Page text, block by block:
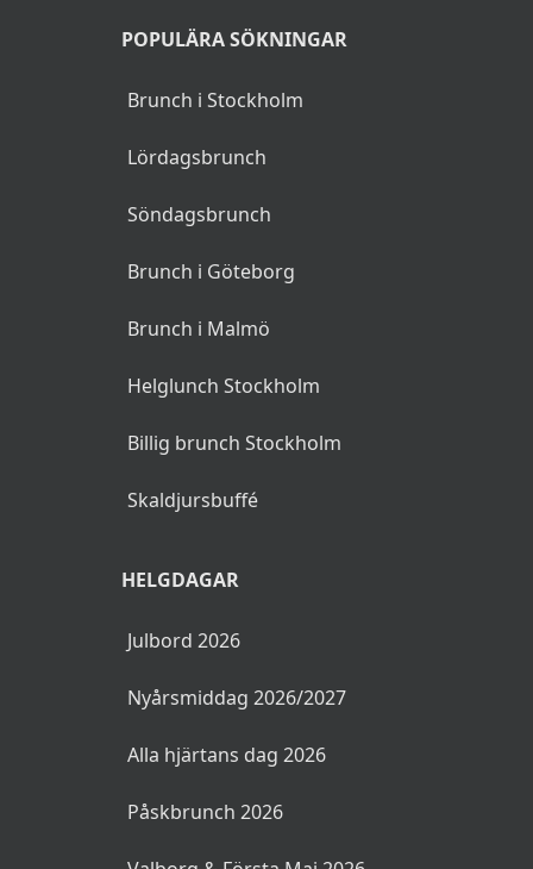
POPULÄRA SÖKNINGAR
Brunch i Stockholm
Lördagsbrunch
Söndagsbrunch
Brunch i Göteborg
Brunch i Malmö
Helglunch Stockholm
Billig brunch Stockholm
Skaldjursbuffé
HELGDAGAR
Julbord 2026
Nyårsmiddag 2026/2027
Alla hjärtans dag 2026
Påskbrunch 2026